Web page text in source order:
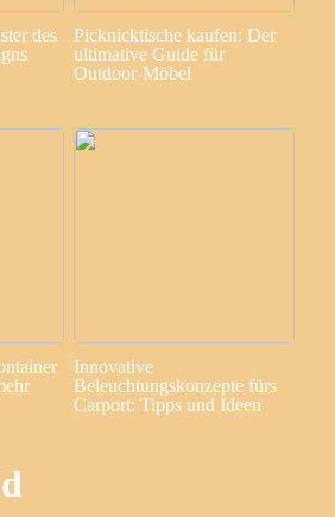
des
Picknicktische kaufen: Der
ultimative Guide für
Outdoor-Möbel
Innovative
Beleuchtungskonzepte fürs
Carport: Tipps und Ideen